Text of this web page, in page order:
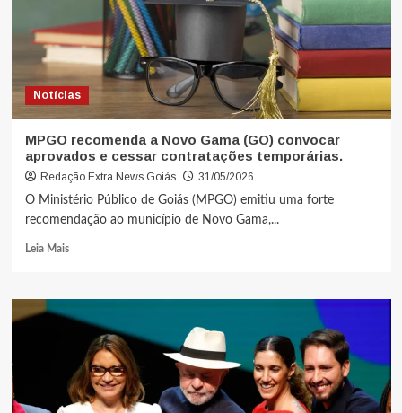
Notícias
MPGO recomenda a Novo Gama (GO) convocar
aprovados e cessar contratações temporárias.
Redação Extra News Goiás
31/05/2026
O Ministério Público de Goiás (MPGO) emitiu uma forte
recomendação ao município de Novo Gama,...
Leia Mais